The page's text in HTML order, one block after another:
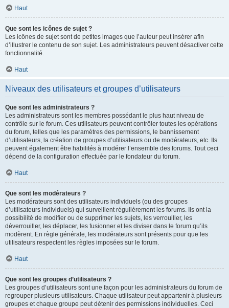
Haut
Que sont les icônes de sujet ?
Les icônes de sujet sont de petites images que l’auteur peut insérer afin
d’illustrer le contenu de son sujet. Les administrateurs peuvent désactiver cette
fonctionnalité.
Haut
Niveaux des utilisateurs et groupes d’utilisateurs
Que sont les administrateurs ?
Les administrateurs sont les membres possédant le plus haut niveau de
contrôle sur le forum. Ces utilisateurs peuvent contrôler toutes les opérations
du forum, telles que les paramètres des permissions, le bannissement
d’utilisateurs, la création de groupes d’utilisateurs ou de modérateurs, etc. Ils
peuvent également être habilités à modérer l’ensemble des forums. Tout ceci
dépend de la configuration effectuée par le fondateur du forum.
Haut
Que sont les modérateurs ?
Les modérateurs sont des utilisateurs individuels (ou des groupes
d’utilisateurs individuels) qui surveillent régulièrement les forums. Ils ont la
possibilité de modifier ou de supprimer les sujets, les verrouiller, les
déverrouiller, les déplacer, les fusionner et les diviser dans le forum qu’ils
modèrent. En règle générale, les modérateurs sont présents pour que les
utilisateurs respectent les règles imposées sur le forum.
Haut
Que sont les groupes d’utilisateurs ?
Les groupes d’utilisateurs sont une façon pour les administrateurs du forum de
regrouper plusieurs utilisateurs. Chaque utilisateur peut appartenir à plusieurs
groupes et chaque groupe peut détenir des permissions individuelles. Ceci